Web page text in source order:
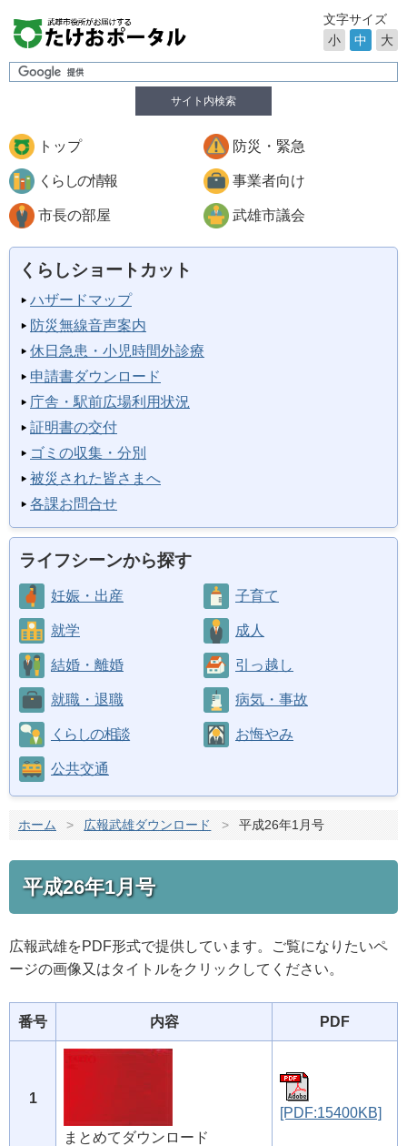
サイト内検索
文字サイズ
小
中 大
トップ 防災・緊急
くらしの情報 事業者向け
市長の部屋 武雄市議会
くらしショートカット
ハザードマップ
防災無線音声案内
休日急患・小児時間外診療
申請書ダウンロード
庁舎・駅前広場利用状況
証明書の交付
ゴミの収集・分別
被災された皆さまへ
各課お問合せ
ライフシーンから探す
妊娠・出産 子育て
就学 成人
結婚・離婚 引っ越し
就職・退職 病気・事故
くらしの相談 お悔やみ
公共交通
ホーム > 広報武雄ダウンロード > 平成26年1月号
平成26年1月号
広報武雄をPDF形式で提供しています。ご覧になりたいペ
ージの画像又はタイトルをクリックしてください。
番号 内容 PDF
1
まとめてダウンロード
[PDF:15400KB]